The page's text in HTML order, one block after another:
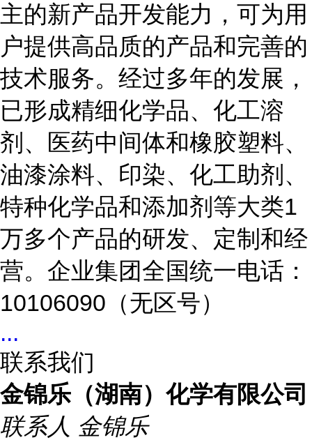
主的新产品开发能力，可为用
户提供高品质的产品和完善的
技术服务。经过多年的发展，
已形成精细化学品、化工溶
剂、医药中间体和橡胶塑料、
油漆涂料、印染、化工助剂、
特种化学品和添加剂等大类1
万多个产品的研发、定制和经
营。企业集团全国统一电话：
10106090（无区号）
...
联系我们
金锦乐（湖南）化学有限公司
联系人 金锦乐